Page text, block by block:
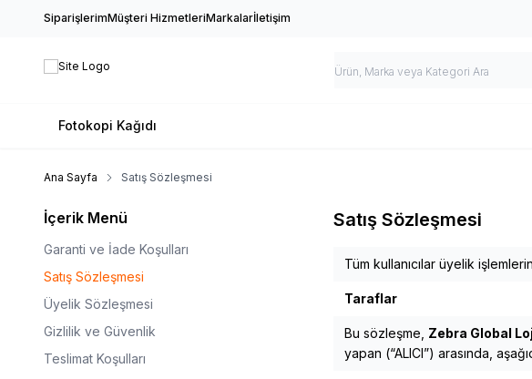
SiparişlerimMüşteri HizmetleriMarkalarİletişim
Fotokopi Kağıdı
Ana Sayfa Satış Sözleşmesi
İçerik Menü
Garanti ve İade Koşulları
Satış Sözleşmesi
Üyelik Sözleşmesi
Gizlilik ve Güvenlik
Teslimat Koşulları
Satış Sözleşmesi
Tüm kullanıcılar üyelik
Taraflar
Bu sözleşme, Zebra Global
yapan (“ALICI”) arasında,